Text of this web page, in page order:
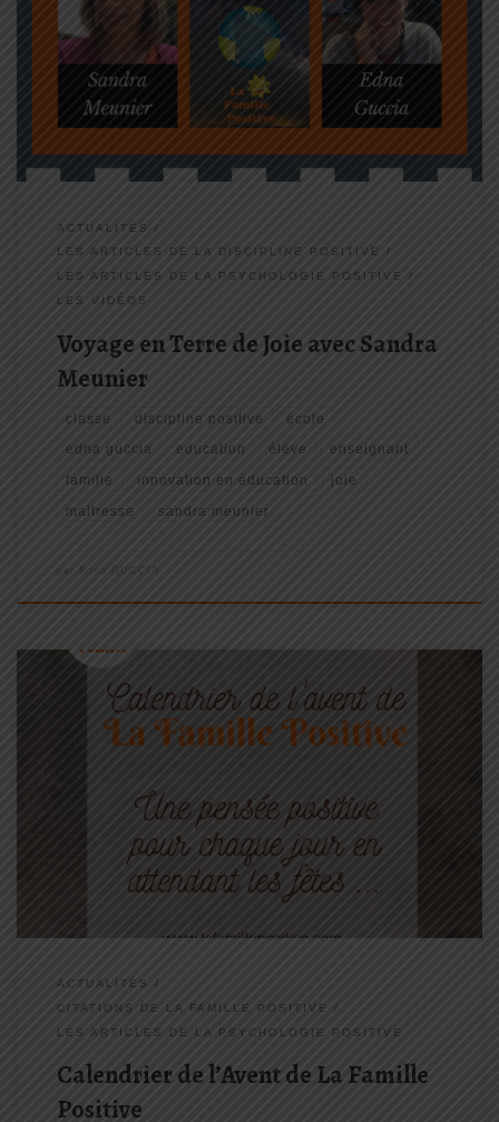
Meunier est une personne absolument EXTRA-ordinaire que j’avais
à cœur de vous faire découvrir
(si vous ne la connaissez pas
). Inspirante et très touchante, j’ai […]
ACTUALITÉS
LES ARTICLES DE LA DISCIPLINE POSITIVE
LES ARTICLES DE LA PSYCHOLOGIE POSITIVE
LES VIDÉOS
Voyage en Terre de Joie avec Sandra
Meunier
classe discipline positive école
edna guccia education élève enseignant
famille innovation en éducation joie
maitresse sandra meunier
par Edna GUCCIA
Famille Positive
ACTUALITÉS
CITATIONS DE LA FAMILLE POSITIVE
LES ARTICLES DE LA PSYCHOLOGIE POSITIVE
Calendrier de l’Avent de La Famille
Positive